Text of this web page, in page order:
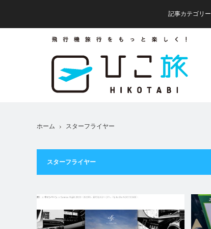
記事カテゴリー
ホーム スターフライヤー
スターフライヤー